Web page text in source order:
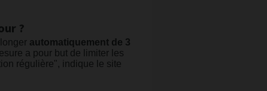
?
automatiquement de 3
a pour but de limiter les
régulière", indique le site